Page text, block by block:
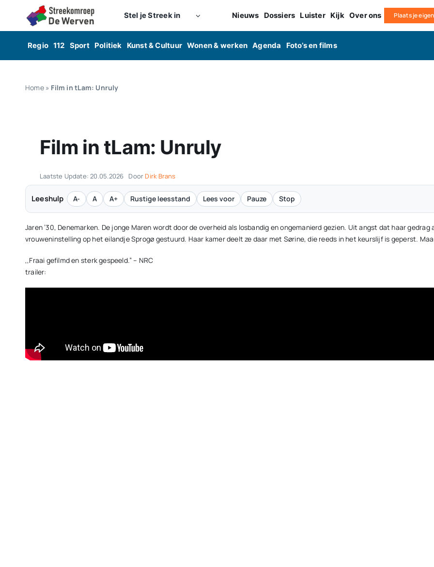
Stel je Streek in Nieuws Dossiers Luister Kijk Over ons Plaats je
Regio 112 Sport Politiek Kunst & Cultuur Wonen & werken Agenda Foto’s en films
Home» Film in tLam: Unruly
Film in tLam: Unruly
Laatste Update: 20.05.2026 Door Dirk Brans
Leeshulp A- A A+ Rustige leesstand Lees voor Pauze Stop
Jaren ’30, Denemarken. De jonge Maren wordt door de overheid als losbandig en ongemanierd gezien. Uit angst dat haar
vrouweninstelling op het eilandje Sprogø gestuurd. Haar kamer deelt ze daar met Sørine, die reeds in het keurslijf is geperst.
,,Fraai gefilmd en sterk gespeeld.” – NRC
trailer: